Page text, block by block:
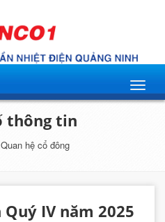
thông tin
Quan hệ cổ đông
IV năm 2025